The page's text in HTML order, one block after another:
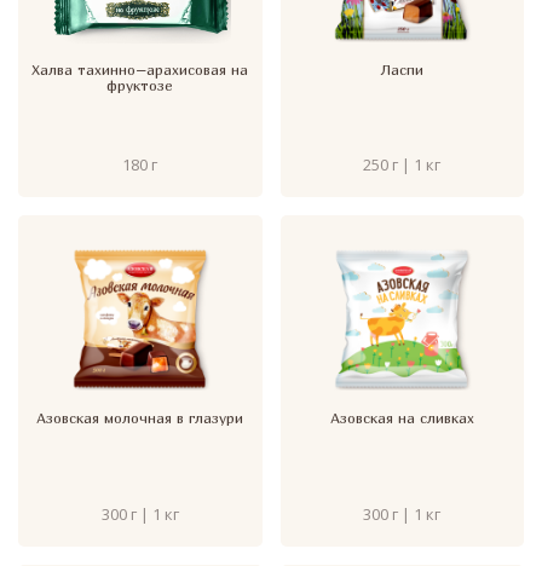
Халва тахинно–арахисовая на
фруктозе
180 г
Ласпи
250 г | 1 кг
Азовская молочная в глазури
300 г | 1 кг
Азовская на сливках
300 г | 1 кг